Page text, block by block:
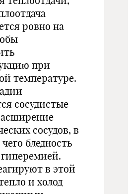
ровно на
при
температуре.
сосудистые
сосудов, в
бледность
в этой
и холод